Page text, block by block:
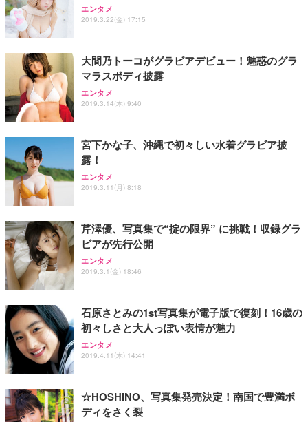
エンタメ
2019.3.22(金) 17:15
大間乃トーコがグラビアデビュー！魅惑のグラ
マラスボディ披露
エンタメ
2019.3.14(木) 9:40
宮下かな子、沖縄で初々しい水着グラビア披
露！
エンタメ
2019.3.11(月) 8:18
芹澤優、写真集で“掟の限界” に挑戦！収録グラ
ビアが先行公開
エンタメ
2019.3.1(金) 18:46
石原さとみの1st写真集が電子版で復刻！16歳の
初々しさと大人っぽい表情が魅力
エンタメ
2019.4.11(木) 14:41
☆HOSHINO、写真集発売決定！南国で豊満ボ
ディをさく裂